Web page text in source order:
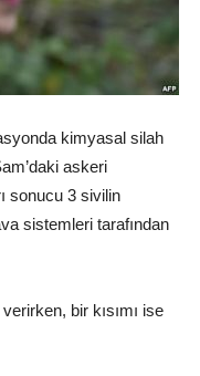
kimyasal silah
askeri
sonucu 3 sivilin
sistemleri tarafından
bir kısımı ise